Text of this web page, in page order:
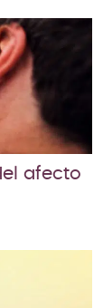
afecto